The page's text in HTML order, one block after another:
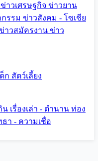
ข่าวเศรษฐกิจ ข่าวยาน
รรม ข่าวสังคม - โซเชีย
าวสมัครงาน ข่าว
ก สัตว์เลี้ยง
น เรื่องเล่า - ตำนาน ท่อง
า - ความเชื่อ